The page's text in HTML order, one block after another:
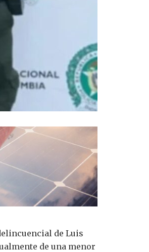
de Luis
de una menor